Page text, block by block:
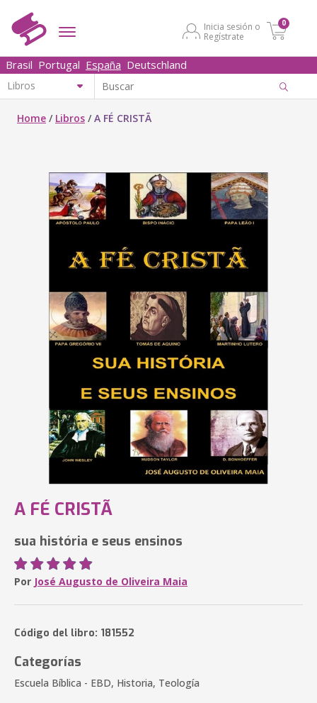
Inicia sesión o
Regístrate
0
Brasil Portugal España Deutschland
Home / Libros /A FÉ CRISTÃ
A FÉ CRISTÃ
sua história e seus ensinos
Por José Augusto de Oliveira Maia
Código del libro: 181552
Categorías
Escuela Bíblica - EBD, Historia, Teología